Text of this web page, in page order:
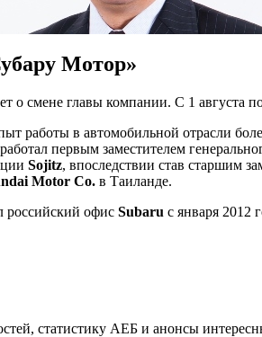
Мотор»
о смене главы компании. С 1 августа
работы в автомобильной отрасли
первым заместителем
Sojitz, впоследствии став старшим
Motor Co. в Таиланде.
российский офис Subaru с января 2012
статистику АЕБ и анонсы